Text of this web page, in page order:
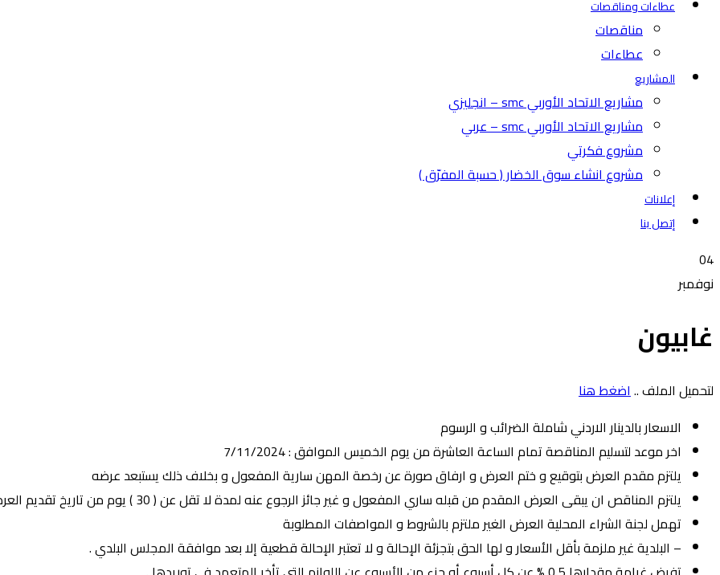
عطاءات ومناقصات
مناقصات
عطاءات
المشاريع
مشاريع الاتحاد الأوربي smc – انجليزي
مشاريع الاتحاد الأوربي smc – عربي
مشروع فكرتي
مشروع انشاء سوق الخضار ( حسبة المفرّق )
إعلانات
إتصل بنا
04
نوفمبر
غابيون
لتحميل الملف ..اضغط هنا
الاسعار بالدينار الاردني شاملة الضرائب و الرسوم
اخر موعد لتسليم المناقصة تمام الساعة العاشرة من يوم الخميس الموافق : 7/11/2024
يلتزم مقدم العرض بتوقيع و ختم العرض و ارفاق صورة عن رخصة المهن سارية المفعول و بخلاف ذلك يستبعد عرضه
يلتزم المناقص ان يبقى العرض المقدم من قبله ساري المفعول و غير جائز الرجوع عنه لمدة لا تقل عن ( 30 ) يوم من تاريخ تقديم العرض
تهمل لجنة الشراء المحلية العرض الغير ملتزم بالشروط و المواصفات المطلوبة
– البلدية غير ملزمة بأقل الأسعار و لها الحق بتجزئة الإحالة و لا تعتبر الإحالة قطعية إلا بعد موافقة المجلس البلدي .